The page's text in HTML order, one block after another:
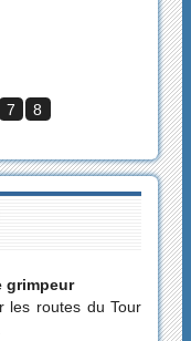
7 8
grimpeur
les routes du Tour